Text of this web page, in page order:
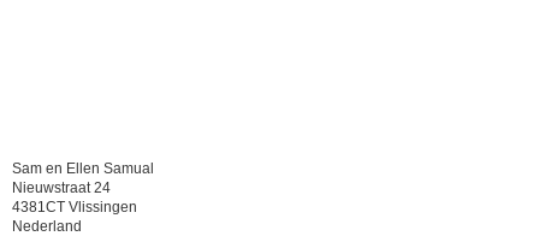
Sam en Ellen Samual
Nieuwstraat 24
4381CT Vlissingen
Nederland